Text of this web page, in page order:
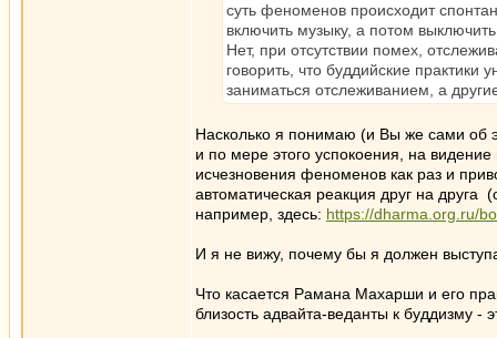
суть феноменов происходит
включить музыку, а потом
Нет, при отсутствии помех,
говорить, что буддийские
заниматься отслеживанием, а
Насколько я понимаю (и Вы же сами об
и по мере этого успокоения, на
исчезновения феноменов как раз и
автоматическая реакция друг на
например, здесь: https://dharma.org.ru/
И я не вижу, почему бы я должен
Что касается Рамана Махарши и его
близость адвайта-веданты к буддизму